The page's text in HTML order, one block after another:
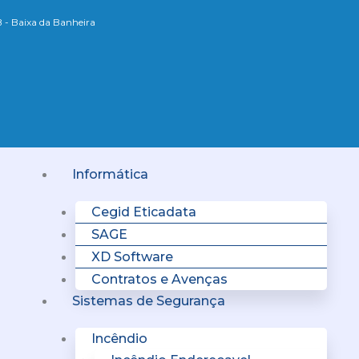
- Baixa da Banheira
Informática
Cegid Eticadata
SAGE
XD Software
Contratos e Avenças
Sistemas de Segurança
Incêndio
Menu